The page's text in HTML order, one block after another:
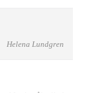
Helena Lundgren